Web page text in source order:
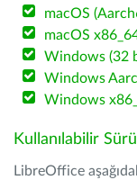
macOS
macOS
Windows (32
Windows
Windows
Kullanılabilir
LibreOffice